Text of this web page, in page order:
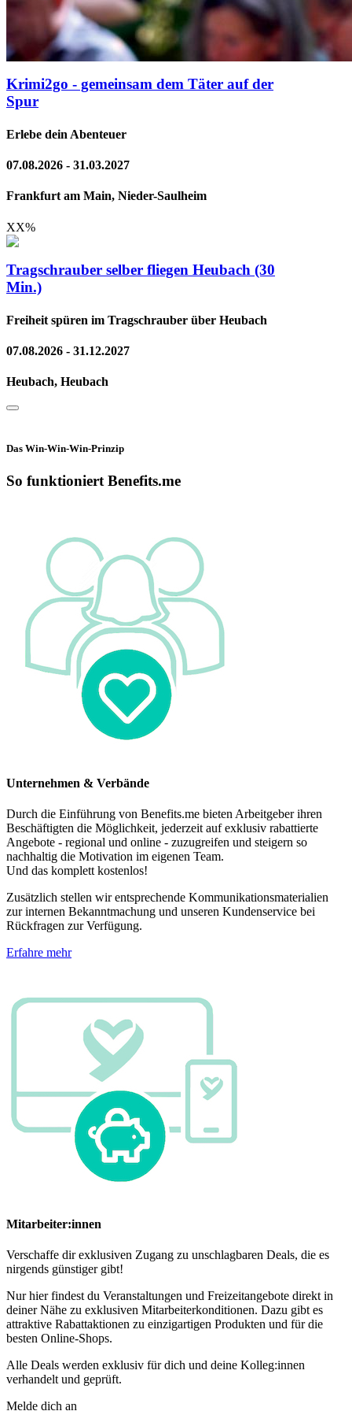
Krimi2go - gemeinsam dem Täter auf der
Spur
Erlebe dein Abenteuer
07.08.2026 - 31.03.2027
Frankfurt am Main, Nieder-Saulheim
XX%
Tragschrauber selber fliegen Heubach (30
Min.)
Freiheit spüren im Tragschrauber über Heubach
07.08.2026 - 31.12.2027
Heubach, Heubach
Das Win-Win-Win-Prinzip
So funktioniert Benefits.me
Unternehmen & Verbände
Durch die Einführung von Benefits.me bieten Arbeitgeber ihren
Beschäftigten die Möglichkeit, jederzeit auf exklusiv rabattierte
Angebote - regional und online - zuzugreifen und steigern so
nachhaltig die Motivation im eigenen Team.
Und das komplett kostenlos!
Zusätzlich stellen wir entsprechende Kommunikationsmaterialien
zur internen Bekanntmachung und unseren Kundenservice bei
Rückfragen zur Verfügung.
Erfahre mehr
Mitarbeiter:innen
Verschaffe dir exklusiven Zugang zu unschlagbaren Deals, die es
nirgends günstiger gibt!
Nur hier findest du Veranstaltungen und Freizeitangebote direkt in
deiner Nähe zu exklusiven Mitarbeiterkonditionen. Dazu gibt es
attraktive Rabattaktionen zu einzigartigen Produkten und für die
besten Online-Shops.
Alle Deals werden exklusiv für dich und deine Kolleg:innen
verhandelt und geprüft.
Melde dich an